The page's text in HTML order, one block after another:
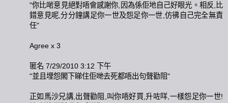
"你比啱意見絕對唔會感謝你,因為係佢地自己好眼光。相反,比
錯意見呢,分分鐘講足你一世及怨足你一世,仿彿自己完全無責
任"
Agree x 3
匿名 7/29/2010 3:12 下午
"並且埋怨閣下睇住佢哋去死都唔出句聲勸阻"
正如馬沙兄講,出聲勸阻,叫你唔好買,升咗咩,一樣怨足你一世!